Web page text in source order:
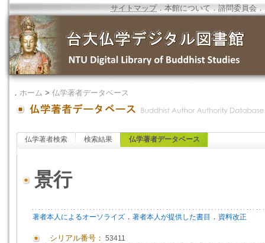
サイトマップ．本館について ．諮問委員会 ．
． ホーム > 仏学著者データベース
仏学著者検索 検索結果 仏学著者データベース
景行
著者本人によるオーソライズ ． 著者本人が提供した書目 ． 資料改正
シリアル番号： 53411